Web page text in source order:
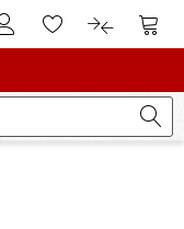
Al conto clienteAlla lista
Al Al